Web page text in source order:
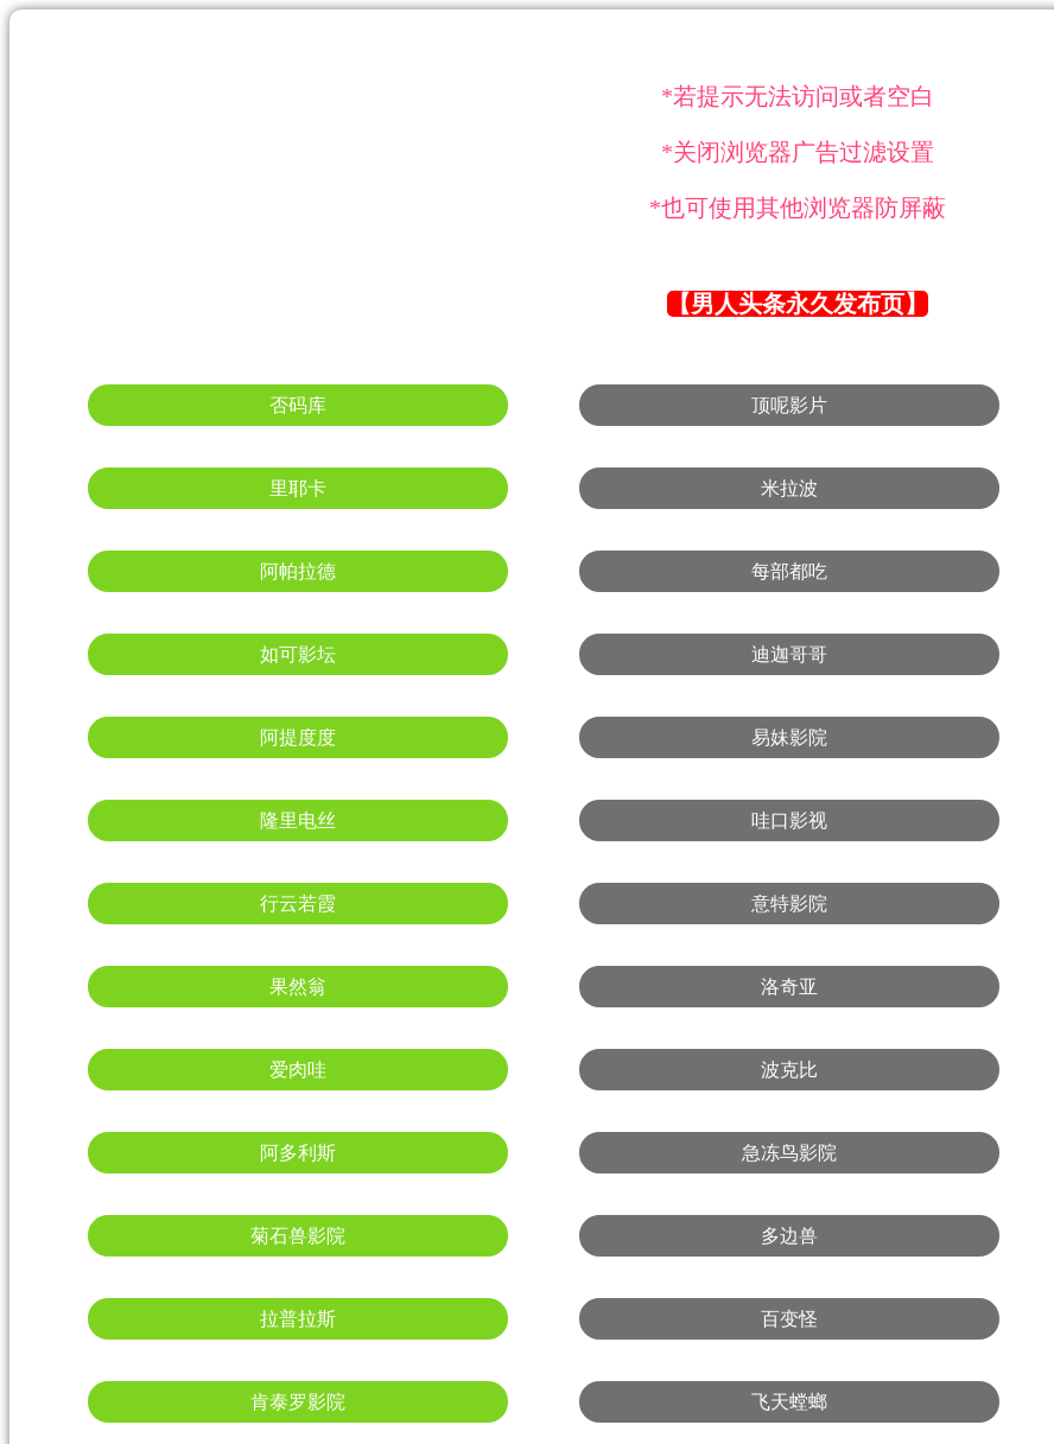
*若提示无法访问或者空白
*关闭浏览器广告过滤设置
*也可使用其他浏览器防屏蔽
【男人头条永久发布页】
否码库 顶呢影片
里耶卡 米拉波
阿帕拉德 每部都吃
如可影坛 迪迦哥哥
阿提度度 易妹影院
隆里电丝 哇口影视
行云若霞 意特影院
果然翁 洛奇亚
爱肉哇 波克比
阿多利斯 急冻鸟影院
菊石兽影院 多边兽
拉普拉斯 百变怪
肯泰罗影院 飞天螳螂